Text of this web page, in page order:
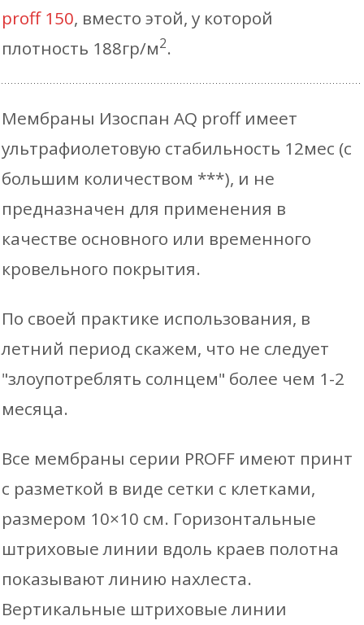
proff 150, вместо этой, у которой
плотность 188гр/м2.
Мембраны Изоспан AQ proff имеет
ультрафиолетовую стабильность 12мес (с
большим количеством ***), и не
предназначен для применения в
качестве основного или временного
кровельного покрытия.
По своей практике использования, в
летний период скажем, что не следует
"злоупотреблять солнцем" более чем 1-2
месяца.
Все мембраны серии PROFF имеют принт
с разметкой в виде сетки с клетками,
размером 10×10 см. Горизонтальные
штриховые линии вдоль краев полотна
показывают линию нахлеста.
Вертикальные штриховые линии